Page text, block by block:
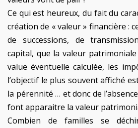
Ce qui est heureux, du fait du
création de « valeur » financière : ce
de successions, de
capital, que la valeur
value éventuelle calculée, les
l’objectif le plus souvent affiché
la pérennité … et donc de
font apparaitre la valeur
Combien de familles se